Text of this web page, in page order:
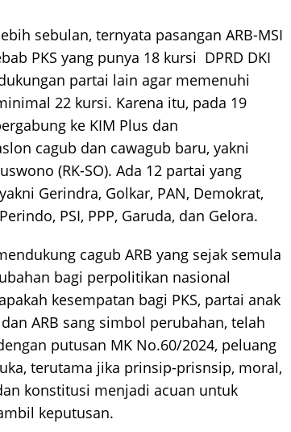
sebulan, ternyata pasangan ARB-MSI
PKS yang punya 18 kursi DPRD DKI
partai lain agar memenuhi
22 kursi. Karena itu, pada 19
ke KIM Plus dan
cagub dan cawagub baru, yakni
(RK-SO). Ada 12 partai yang
Gerindra, Golkar, PAN, Demokrat,
PSI, PPP, Garuda, dan Gelora.
cagub ARB yang sejak semula
bagi perpolitikan nasional
kesempatan bagi PKS, partai anak
ARB sang simbol perubahan, telah
putusan MK No.60/2024, peluang
terutama jika prinsip-prisnsip, moral,
konstitusi menjadi acuan untuk
keputusan.